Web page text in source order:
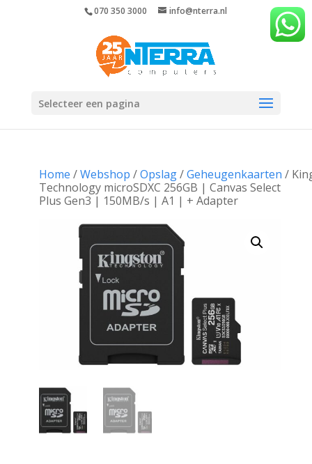
070 350 3000 info@nterra.nl
Selecteer een pagina
Home /Webshop /Opslag/Geheugenkaarten /
Technology microSDXC 256GB | Canvas Select
Plus Gen3 | 150MB/s | A1 | + Adapter